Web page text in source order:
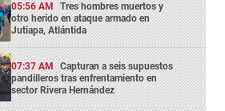
05:56 AM Tres hombres muertos y
otro herido en ataque armado en
Jutiapa, Atlántida
07:37 AM Capturan a seis supuestos
pandilleros tras enfrentamiento en
sector Rivera Hernández